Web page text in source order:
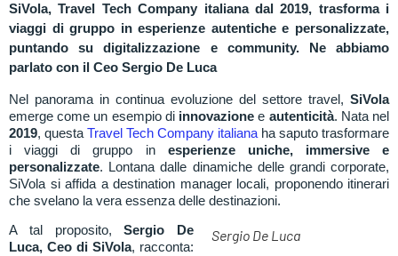
SiVola, Travel Tech Company italiana dal 2019, trasforma i
viaggi di gruppo in esperienze autentiche e personalizzate,
puntando su digitalizzazione e community. Ne abbiamo
parlato con il Ceo Sergio De Luca
Nel panorama in continua evoluzione del settore travel, SiVola
emerge come un esempio di innovazione e autenticità. Nata nel
2019, questa Travel Tech Company italiana ha saputo trasformare
i viaggi di gruppo in esperienze uniche, immersive e
personalizzate. Lontana dalle dinamiche delle grandi corporate,
SiVola si affida a destination manager locali, proponendo itinerari
che svelano la vera essenza delle destinazioni.
Sergio De Luca
A tal proposito,Sergio De
Luca, Ceo di SiVola, racconta: